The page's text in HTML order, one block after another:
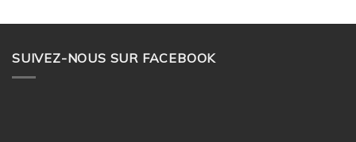
SUIVEZ-NOUS SUR FACEBOOK